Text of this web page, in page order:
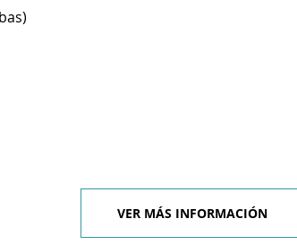
VER MÁS INFORMACIÓN